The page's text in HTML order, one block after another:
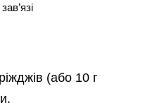
(або 10 г